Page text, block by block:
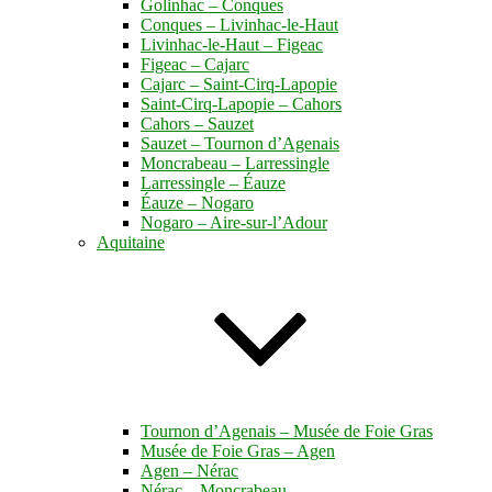
Golinhac – Conques
Conques – Livinhac-le-Haut
Livinhac-le-Haut – Figeac
Figeac – Cajarc
Cajarc – Saint-Cirq-Lapopie
Saint-Cirq-Lapopie – Cahors
Cahors – Sauzet
Sauzet – Tournon d’Agenais
Moncrabeau – Larressingle
Larressingle – Éauze
Éauze – Nogaro
Nogaro – Aire-sur-l’Adour
Aquitaine
Tournon d’Agenais – Musée de Foie Gras
Musée de Foie Gras – Agen
Agen – Nérac